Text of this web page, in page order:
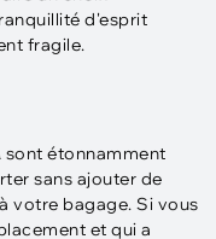
d'esprit
fragile.
sont étonnamment
sans ajouter de
votre bagage. Si vous
et qui a